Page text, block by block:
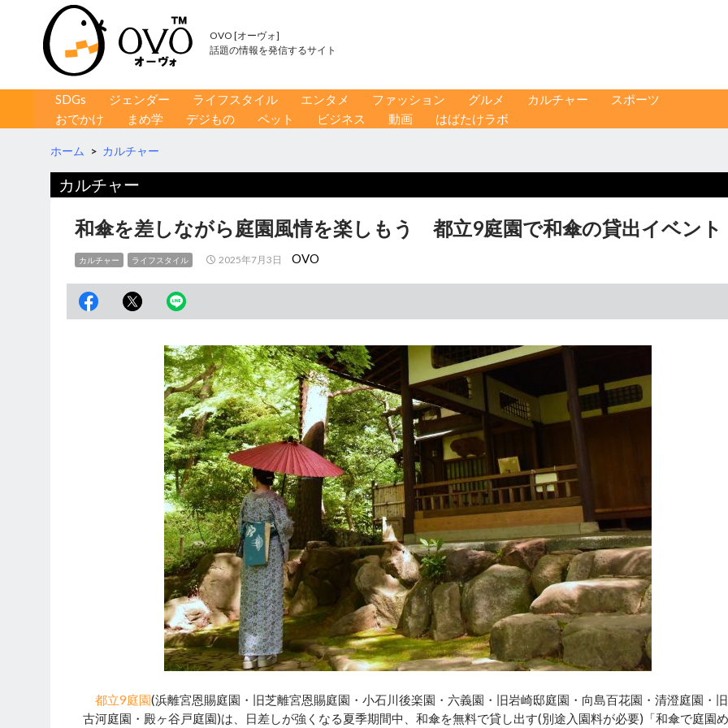
OVO [オーヴォ]
話題の情報を発信するサイト
コンテンツへ移動
SDGs ジェンダー ライフスタイル エンタメ ファッション グルメ カルチャー
スポーツ
おでかけ
まめ学 デジもの ペット ビジネス 動画 はばたけラボ
ホーム > カルチャー
カルチャー
和傘を差しながら庭園風情を楽しもう 都立9庭園で和傘の貸出イベント
カルチャー ライフスタイル 2025年7月3日 OVO
都立9庭園(浜離宮恩賜庭園・旧芝離宮恩賜庭園・小石川後楽園・六義園・旧岩崎邸庭園・向島百花園・清澄庭園・旧
古河庭園・殿ヶ谷戸庭園)は、日差しが強くなる夏季期間中、和傘を無料で貸し出す(別途入園料が必要)「和傘で庭園め